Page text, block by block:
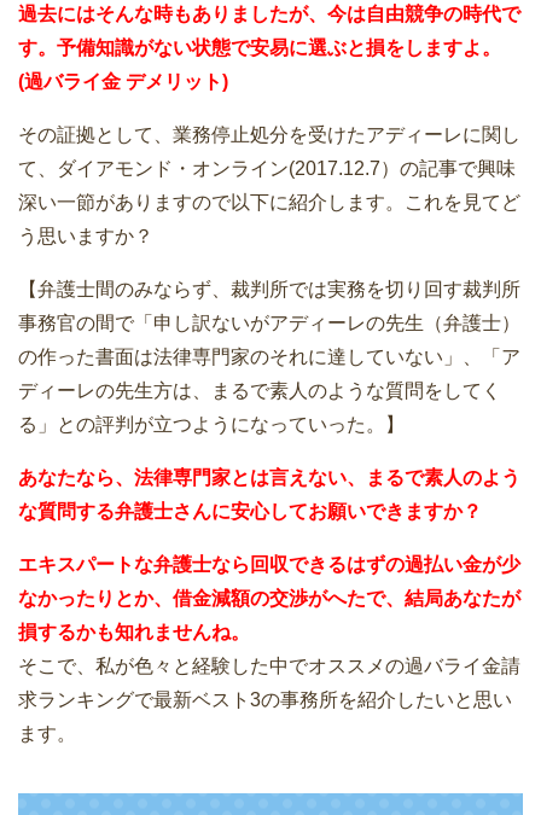
過去にはそんな時もありましたが、今は自由競争の時代で
す。予備知識がない状態で安易に選ぶと損をしますよ。
(過バライ金 デメリット)
その証拠として、業務停止処分を受けたアディーレに関し
て、ダイアモンド・オンライン(2017.12.7）の記事で興味
深い一節がありますので以下に紹介します。これを見てど
う思いますか？
【弁護士間のみならず、裁判所では実務を切り回す裁判所
事務官の間で「申し訳ないがアディーレの先生（弁護士）
の作った書面は法律専門家のそれに達していない」、「ア
ディーレの先生方は、まるで素人のような質問をしてく
る」との評判が立つようになっていった。】
あなたなら、法律専門家とは言えない、まるで素人のよう
な質問する弁護士さんに安心してお願いできますか？
エキスパートな弁護士なら回収できるはずの過払い金が少
なかったりとか、借金減額の交渉がへたで、結局あなたが
損するかも知れませんね。
そこで、私が色々と経験した中でオススメの過バライ金請
求ランキングで最新ベスト3の事務所を紹介したいと思い
ます。